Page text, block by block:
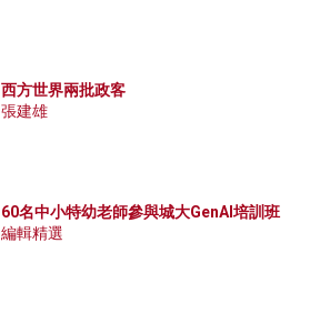
西方世界兩批政客
張建雄
60名中小特幼老師參與城大GenAI培訓班
編輯精選